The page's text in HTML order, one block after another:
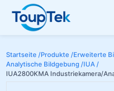
Startseite /Produkte /Erweiterte
Analytische Bildgebung /IUA /
IUA2800KMA Industriekamera/